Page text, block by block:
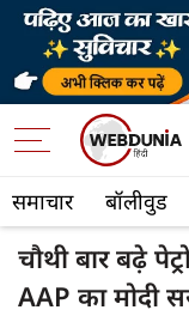
समाचार बॉलीवुड
चौथी बार बढ़े
AAP का मोदी